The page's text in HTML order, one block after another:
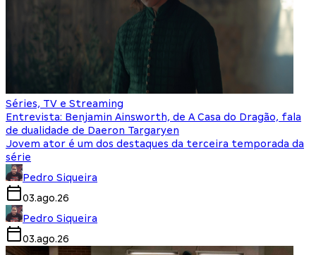
Séries, TV e Streaming
Entrevista: Benjamin Ainsworth, de A Casa do Dragão, fala
de dualidade de Daeron Targaryen
Jovem ator é um dos destaques da terceira temporada da
série
Pedro Siqueira
03.ago.26
Pedro Siqueira
03.ago.26